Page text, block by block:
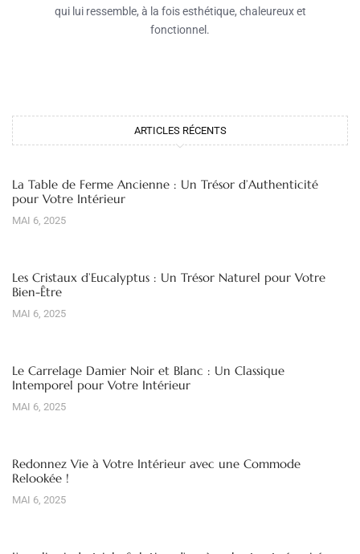
qui lui ressemble, à la fois esthétique, chaleureux et
fonctionnel.
ARTICLES RÉCENTS
La Table de Ferme Ancienne : Un Trésor d’Authenticité
pour Votre Intérieur
MAI 6, 2025
Les Cristaux d’Eucalyptus : Un Trésor Naturel pour Votre
Bien-Être
MAI 6, 2025
Le Carrelage Damier Noir et Blanc : Un Classique
Intemporel pour Votre Intérieur
MAI 6, 2025
Redonnez Vie à Votre Intérieur avec une Commode
Relookée !
MAI 6, 2025